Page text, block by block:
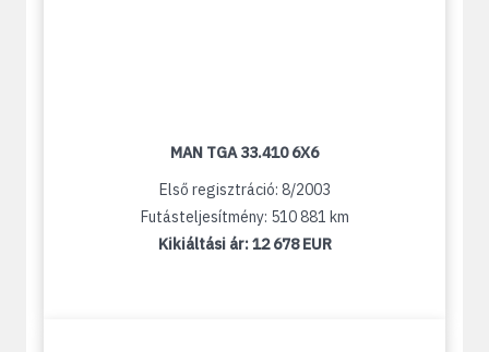
MAN TGA 33.410 6X6
Első regisztráció: 8/2003
Futásteljesítmény: 510 881 km
Kikiáltási ár:12 678 EUR